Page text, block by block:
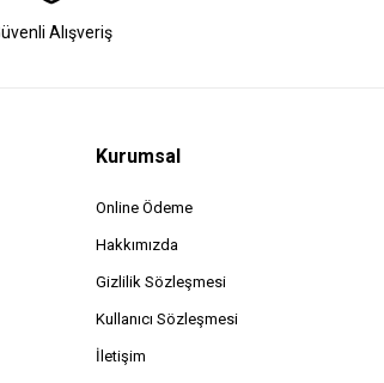
Alışveriş
Kurumsal
Online Ödeme
Hakkımızda
Gizlilik Sözleşmesi
Kullanıcı Sözleşmesi
İletişim